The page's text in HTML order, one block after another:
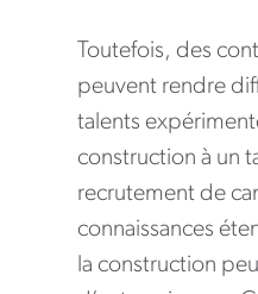
Toutefois, des
peuvent rendre
talents
construction à un
recrutement de
connaissances
la construction